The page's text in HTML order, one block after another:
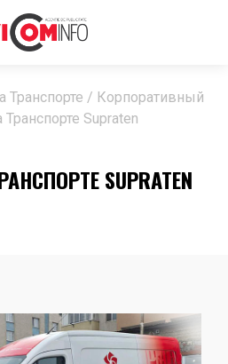
Транспорте / Корпоративный
Supraten
SUPRATEN